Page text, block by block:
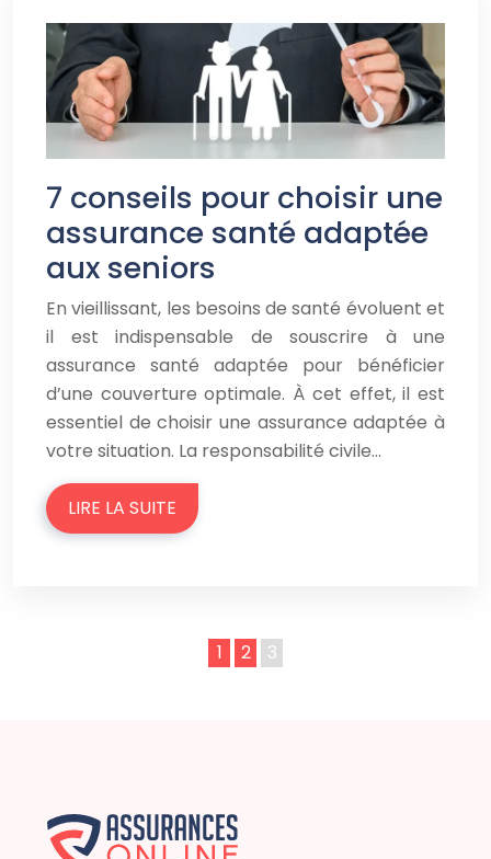
7 conseils pour choisir une
assurance santé adaptée
aux seniors
En vieillissant, les besoins de santé évoluent et
il est indispensable de souscrire à une
assurance santé adaptée pour bénéficier
d’une couverture optimale. À cet effet, il est
essentiel de choisir une assurance adaptée à
votre situation. La responsabilité civile…
LIRE LA SUITE
1 2 3